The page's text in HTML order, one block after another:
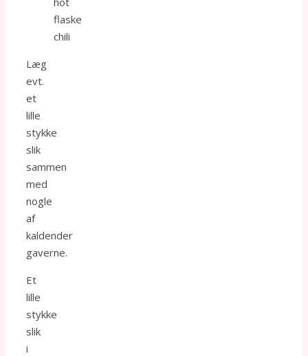
flaske
chili
Læg
evt.
et
lille
stykke
slik
sammen
med
nogle
af
kaldender
gaverne.
Et
lille
stykke
slik
i